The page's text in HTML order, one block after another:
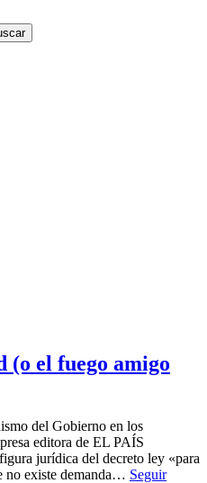
el fuego amigo
del Gobierno en los
editora de EL PAÍS
jurídica del decreto ley «para
no existe demanda… Seguir